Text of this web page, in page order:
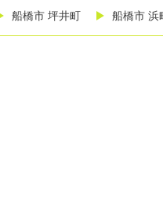
船橋市 坪井町 船橋市 浜